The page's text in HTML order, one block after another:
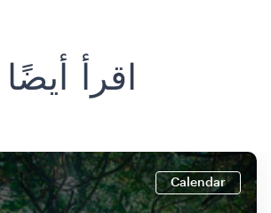
اقرأ أيضًا
Calendar